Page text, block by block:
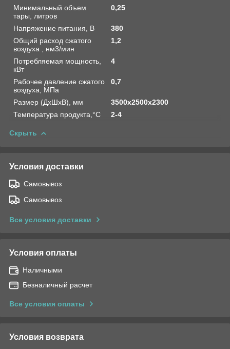
Минимальный объем
тары, литров
0,25
Напряжение питания, В
380
Общий расход сжатого
воздуха , нм3/мин
1,2
Потребляемая мощность,
кВт
4
Рабочее давление сжатого
воздуха, МПа
0,7
Размер (ДхШхВ), мм
3500х2500х2300
Температура продукта,°C
2-4
Скрыть
Условия доставки
Самовывоз
Самовывоз
Все условия доставки
Условия оплаты
Наличными
Безналичный расчет
Все условия оплаты
Условия возврата